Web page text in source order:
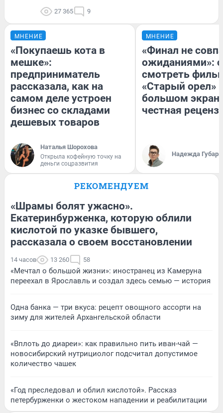
27 365 9
МНЕНИЕ
«Покупаешь кота в
мешке»:
предприниматель
рассказала, как на
самом деле устроен
бизнес со складами
дешевых товаров
Наталья Шорохова
Открыла кофейную точку на
деньги соцразвития
МНЕНИЕ
«Финал не
ожиданиями»:
смотреть
«Старый орел»
большом
честная
Надежда Губарь
РЕКОМЕНДУЕМ
«Шрамы болят ужасно».
Екатеринбурженка, которую облили
кислотой по указке бывшего,
рассказала о своем восстановлении
14 часов 13 260 58
«Мечтал о большой жизни»: иностранец из Камеруна
переехал в Ярославль и создал здесь семью — история
Одна банка — три вкуса: рецепт овощного ассорти на
зиму для жителей Архангельской области
«Вплоть до диареи»: как правильно пить иван-чай —
новосибирский нутрициолог подсчитал допустимое
количество чашек
«Год преследовал и облил кислотой». Рассказ
петербурженки о жестоком нападении и реабилитации